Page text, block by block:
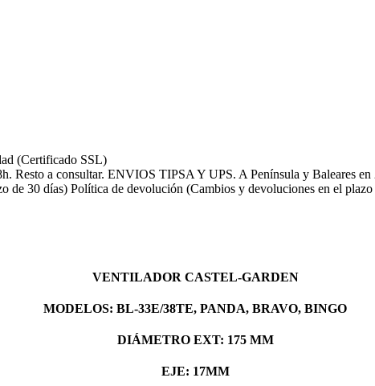
(Certificado SSL)
ENVIOS TIPSA Y UPS. A Península y Baleares en
Política de devolución (Cambios y devoluciones en el plazo
VENTILADOR CASTEL-GARDEN
MODELOS: BL-33E/38TE, PANDA, BRAVO, BINGO
DIÁMETRO EXT: 175 MM
EJE: 17MM